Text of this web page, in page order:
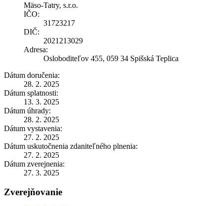
Mäso-Tatry, s.r.o.
IČO:
31723217
DIČ:
2021213029
Adresa:
Osloboditeľov 455, 059 34 Spišská Teplica
Dátum doručenia:
28. 2. 2025
Dátum splatnosti:
13. 3. 2025
Dátum úhrady:
28. 2. 2025
Dátum vystavenia:
27. 2. 2025
Dátum uskutočnenia zdaniteľného plnenia:
27. 2. 2025
Dátum zverejnenia:
27. 3. 2025
Zverejňovanie